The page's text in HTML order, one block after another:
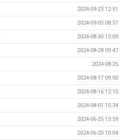
2024-09-23 12:51
2024-09-05 08:57
2024-08-30 12:09
2024-08-28 09:47
2024-08-25
2024-08-17 09:00
2024-08-16 12:10
2024-08-01 15:34
2024-06-25 13:59
2024-06-20 10:04